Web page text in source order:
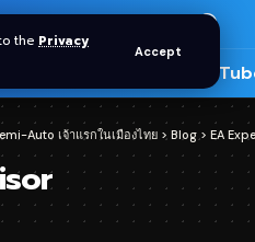
the Privacy
Accept
🎬
Auto เจ้าแรกในเมืองไทย > Blog> EA